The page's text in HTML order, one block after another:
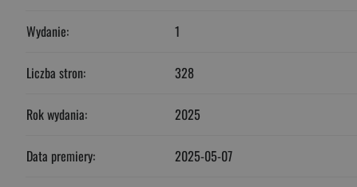
Wydanie: 1
Liczba stron: 328
Rok wydania: 2025
Data premiery: 2025-05-07